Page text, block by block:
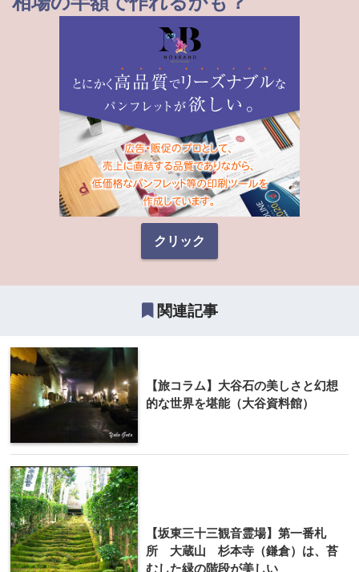
クリック
関連記事
【旅コラム】大谷石の美しさと幻想
的な世界を堪能（大谷資料館）
【坂東三十三観音霊場】第一番札
所 大蔵山 杉本寺（鎌倉）は、苔
むした緑の階段が美しい